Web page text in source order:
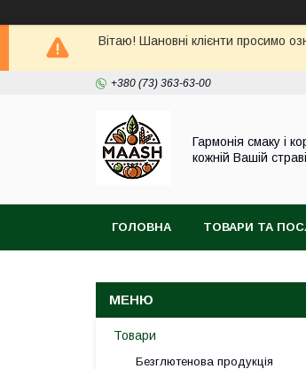
Вітаю! Шановні клієнти просимо
+380 (73) 363-63-00
Гармонія смаку і
кожній Вашій
ГОЛОВНА ТОВАРИ ТА
Товари
Безглютенова продукція